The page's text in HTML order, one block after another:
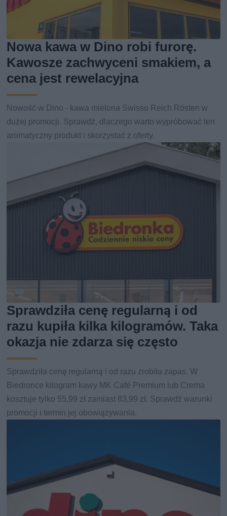
Nowa kawa w Dino robi furorę.
Kawosze zachwyceni smakiem, a
cena jest rewelacyjna
Nowość w Dino - kawa mielona Swisso Reich Rösten w
dużej promocji. Sprawdź, dlaczego warto wypróbować ten
aromatyczny produkt i skorzystać z oferty.
Sprawdziła cenę regularną i od
razu kupiła kilka kilogramów. Taka
okazja nie zdarza się często
Sprawdziła cenę regularną i od razu zrobiła zapas. W
Biedronce kilogram kawy MK Café Premium lub Crema
kosztuje tylko 55,99 zł zamiast 83,99 zł. Sprawdź warunki
promocji i termin jej obowiązywania.